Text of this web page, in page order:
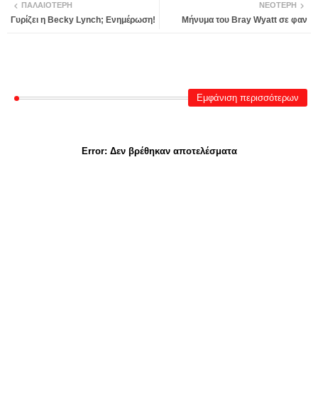
ΝΕΌΤΕΡΗ
Μήνυμα του Bray Wyatt σε φαν
ΠΑΛΑΙΌΤΕΡΗ
Γυρίζει η Becky Lynch; Ενημέρωση!
Εμφάνιση περισσότερων
Error: Δεν βρέθηκαν αποτελέσματα